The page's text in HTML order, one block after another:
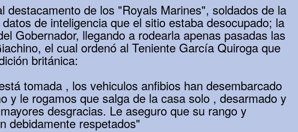
de los "Royals Marines", soldados de la
de inteligencia que el sitio estaba desocupado; la
Gobernador, llegando a rodearla apenas pasadas las
el cual ordenó al Teniente García Quiroga que
británica:
tomada , los vehiculos anfibios han desembarcado
y le rogamos que salga de la casa solo , desarmado y
desgracias. Le aseguro que su rango y
debidamente respetados"